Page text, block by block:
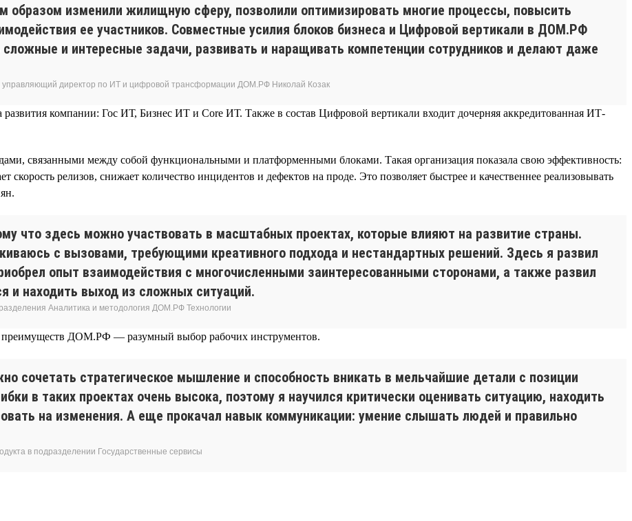
образом изменили жилищную сферу, позволили оптимизировать многие процессы, повысить
ее участников. Совместные усилия блоков бизнеса и Цифровой вертикали в ДОМ.РФ
и интересные задачи, развивать и наращивать компетенции сотрудников и делают даже
директор по ИТ и цифровой трансформации ДОМ.РФ Николай Козак
компании: Гос ИТ, Бизнес ИТ и Core ИТ. Также в состав Цифровой вертикали входит дочерняя аккредитованная ИТ-
связанными между собой функциональными и платформенными блоками. Такая организация показала свою эффективность:
релизов, снижает количество инцидентов и дефектов на проде. Это позволяет быстрее и качественнее реализовывать
что здесь можно участвовать в масштабных проектах, которые влияют на развитие страны.
с вызовами, требующими креативного подхода и нестандартных решений. Здесь я развил
опыт взаимодействия с многочисленными заинтересованными сторонами, а также развил
и находить выход из сложных ситуаций.
Аналитика и методология ДОМ.РФ Технологии
преимуществ ДОМ.РФ — разумный выбор рабочих инструментов.
сочетать стратегическое мышление и способность вникать в мельчайшие детали с позиции
в таких проектах очень высока, поэтому я научился критически оценивать ситуацию, находить
на изменения. А еще прокачал навык коммуникации: умение слышать людей и правильно
в подразделении Государственные сервисы